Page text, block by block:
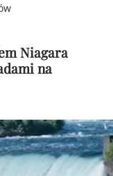
Niagara
na